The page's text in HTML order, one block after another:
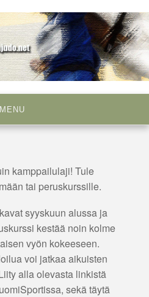
ry
MENU
kamppailulaji! Tule
tai peruskurssille.
syyskuun alussa ja
kestää noin kolme
vyön kokeeseen.
voi jatkaa aikuisten
alla olevasta linkistä
sekä täytä